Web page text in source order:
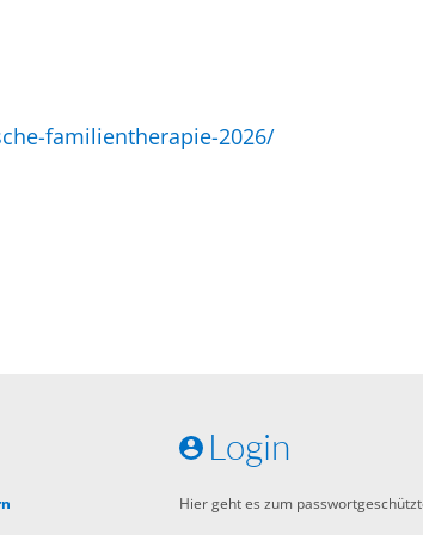
familientherapie-2026/
Login
Hier geht es zum